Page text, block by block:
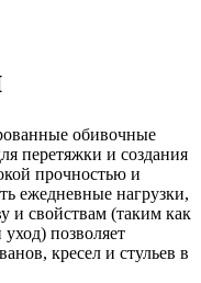
обивочные
перетяжки и создания
прочностью и
ежедневные нагрузки,
и свойствам (таким как
позволяет
кресел и стульев в